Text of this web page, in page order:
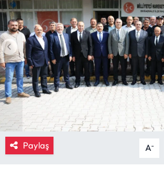
Paylaş A-
Dodurga Haberleri
Eğitim
Ekonomi
Güncel
İskilip Haberleri
Kargı Haberleri
Haber Arşivi